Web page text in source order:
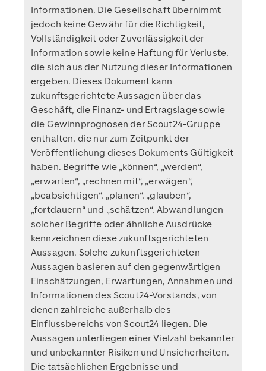
Informationen. Die Gesellschaft übernimmt
jedoch keine Gewähr für die Richtigkeit,
Vollständigkeit oder Zuverlässigkeit der
Information sowie keine Haftung für Verluste,
die sich aus der Nutzung dieser Informationen
ergeben. Dieses Dokument kann
zukunftsgerichtete Aussagen über das
Geschäft, die Finanz- und Ertragslage sowie
die Gewinnprognosen der Scout24-Gruppe
enthalten, die nur zum Zeitpunkt der
Veröffentlichung dieses Dokuments Gültigkeit
haben. Begriffe wie „können“, „werden“,
„erwarten“, „rechnen mit“, „erwägen“,
„beabsichtigen“, „planen“, „glauben“,
„fortdauern“ und „schätzen“, Abwandlungen
solcher Begriffe oder ähnliche Ausdrücke
kennzeichnen diese zukunftsgerichteten
Aussagen. Solche zukunftsgerichteten
Aussagen basieren auf den gegenwärtigen
Einschätzungen, Erwartungen, Annahmen und
Informationen des Scout24-Vorstands, von
denen zahlreiche außerhalb des
Einflussbereichs von Scout24 liegen. Die
Aussagen unterliegen einer Vielzahl bekannter
und unbekannter Risiken und Unsicherheiten.
Die tatsächlichen Ergebnisse und